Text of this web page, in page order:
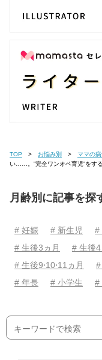
TOP お悩み別 ママの
い……。”完全ワンオペ育児”をす
月齢別に記事を探
# 妊娠 # 新生児 #
# 生後3ヵ月
# 生後4
# 生後9⋅10⋅11ヵ月
# 年長
# 小学生 #